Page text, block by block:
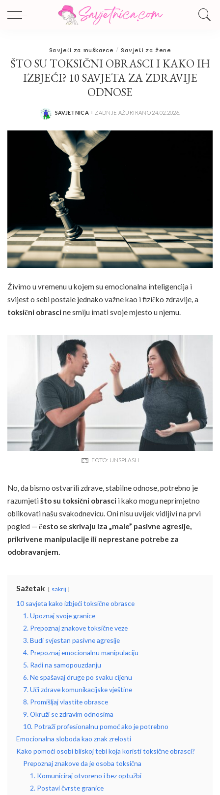
Savjeti za muškarce Savjeti za žene
ŠTO SU TOKSIČNI OBRASCI I KAKO IH
IZBJEĆI? 10 SAVJETA ZA ZDRAVIJE
ODNOSE
POSTED
SAVJETNICA ZADNJE AŽURIRANO 24.02.2026.
Živimo u vremenu u kojem su emocionalna inteligencija i
svijest o sebi postale jednako važne kao i fizičko zdravlje, a
toksični obrascine smiju imati svoje mjesto u njemu.
FOTO: UNSPLASH
No, da bismo ostvarili zdrave, stabilne odnose, potrebno je
razumjeti što su toksični obrasci i kako mogu neprimjetno
oblikovati našu svakodnevicu. Oni nisu uvijek vidljivi na prvi
pogled — često se skrivaju iza „male” pasivne agresije,
prikrivene manipulacije ili neprestane potrebe za
odobravanjem.
Sažetak sakrij
10 savjeta kako izbjeći toksične obrasce
1. Upoznaj svoje granice
2. Prepoznaj znakove toksične veze
3. Budi svjestan pasivne agresije
4. Prepoznaj emocionalnu manipulaciju
5. Radi na samopouzdanju
6. Ne spašavaj druge po svaku cijenu
7. Uči zdrave komunikacijske vještine
8. Promišljaj vlastite obrasce
9. Okruži se zdravim odnosima
10. Potraži profesionalnu pomoć ako je potrebno
Emocionalna sloboda kao znak zrelosti
Kako pomoći osobi bliskoj tebi koja koristi toksične obrasci?
Prepoznaj znakove da je osoba toksična
1. Komuniciraj otvoreno i bez optužbi
2. Postavi čvrste granice